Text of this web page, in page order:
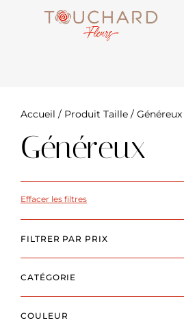
Accueil / Produit Taille / Généreux
Généreux
Effacer les filtres
FILTRER PAR PRIX
CATÉGORIE
COULEUR